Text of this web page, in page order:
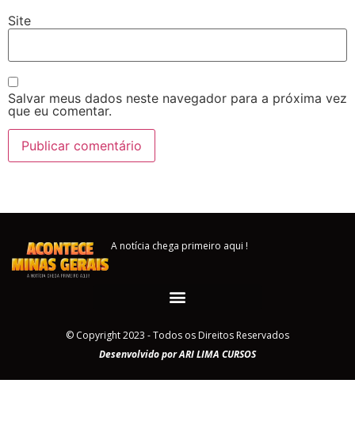
Site
Salvar meus dados neste navegador para a próxima vez
que eu comentar.
A notícia chega primeiro aqui !
© Copyright 2023 - Todos os Direitos Reservados
Desenvolvido por ARI LIMA CURSOS